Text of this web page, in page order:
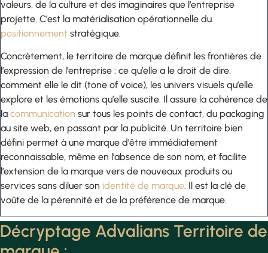
valeurs, de la culture et des imaginaires que l’entreprise
projette. C’est la matérialisation opérationnelle du
positionnement stratégique.
Concrètement, le territoire de marque définit les frontières de
l’expression de l’entreprise : ce qu’elle a le droit de dire,
comment elle le dit (tone of voice), les univers visuels qu’elle
explore et les émotions qu’elle suscite. Il assure la cohérence de
la communication sur tous les points de contact, du packaging
au site web, en passant par la publicité. Un territoire bien
défini permet à une marque d’être immédiatement
reconnaissable, même en l’absence de son nom, et facilite
l’extension de la marque vers de nouveaux produits ou
services sans diluer son identité de marque. Il est la clé de
voûte de la pérennité et de la préférence de marque.
Décryptage Advalians Territoire de